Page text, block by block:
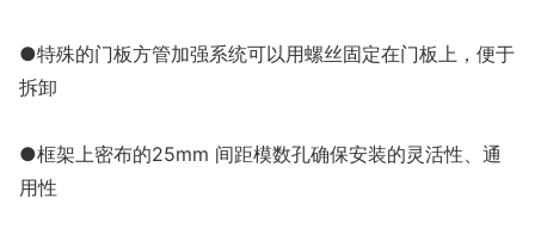
●特殊的门板方管加强系统可以用螺丝固定在门板上，便于
拆卸
●框架上密布的25mm 间距模数孔确保安装的灵活性、通
用性